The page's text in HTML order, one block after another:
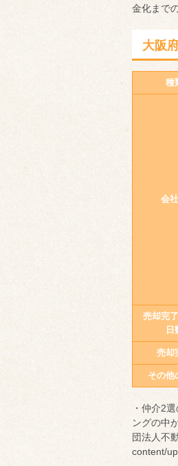
金化まで
大阪
種
会
売却完
日
売却
その他
・仲介2
ングの中
団法人不
content/